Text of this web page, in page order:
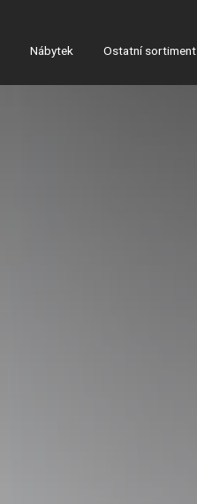
Nábytek Ostatní sortiment